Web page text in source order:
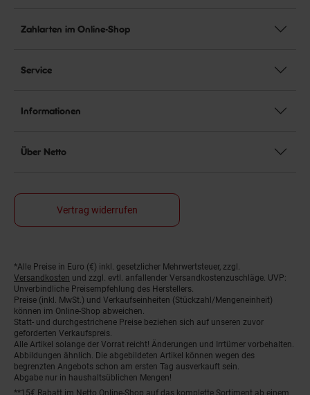
Zahlarten im Online-Shop
Service
Informationen
Über Netto
Vertrag widerrufen
Fußnoten
*Alle Preise in Euro (€) inkl. gesetzlicher Mehrwertsteuer, zzgl.
Versandkosten und zzgl. evtl. anfallender Versandkostenzuschläge. UVP:
Unverbindliche Preisempfehlung des Herstellers.
Preise (inkl. MwSt.) und Verkaufseinheiten (Stückzahl/Mengeneinheit)
können im Online-Shop abweichen.
Statt- und durchgestrichene Preise beziehen sich auf unseren zuvor
geforderten Verkaufspreis.
Alle Artikel solange der Vorrat reicht! Änderungen und Irrtümer vorbehalten.
Abbildungen ähnlich. Die abgebildeten Artikel können wegen des
begrenzten Angebots schon am ersten Tag ausverkauft sein.
Abgabe nur in haushaltsüblichen Mengen!
**15€ Rabatt im Netto Online-Shop auf das komplette Sortiment ab einem